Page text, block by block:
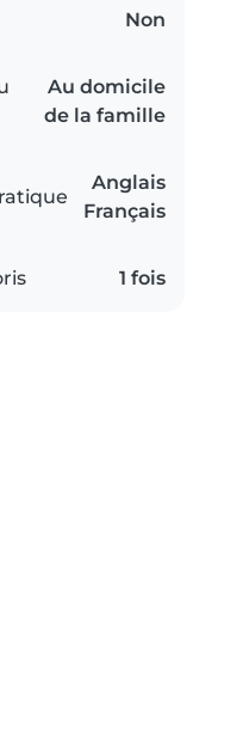
Non
Au domicile
de la famille
Anglais
Français
1 fois